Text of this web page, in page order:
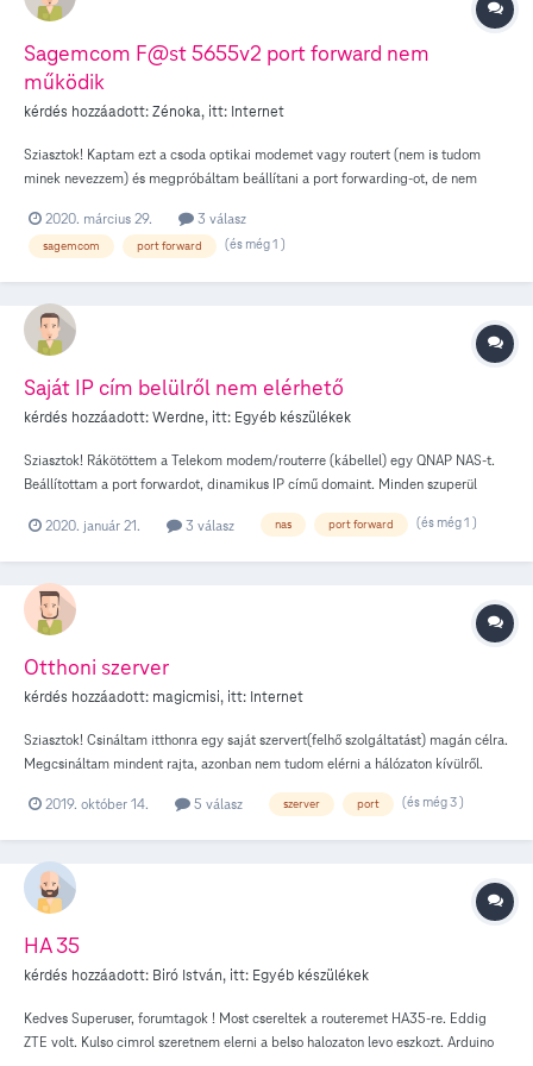
kezeli az ezres netet) - majd innen megy tovább a szervergépbe ami szétdobálja
minden hálózati eszközbe (és a NASba). 192.168.0.1 a Sagem IP, .11 az Asus
router 10.0.218.16 a Nas a belső hálózaton Olvasgatva a fórumokat a jelenlegi
beállítás a Sagem-nél annyit változott hogy a "Külső hoszt" mezőben egy csillag
szerepel. (érdemi változás szintúgy semmi) Köszi előre is a segítséget! u.i.: ha
logikátlanul van megoldva -.-
Sagemcom F@st 5655v2 port forward nem
működik
kérdés hozzáadott:Zénoka, itt: Internet
Sziasztok! Kaptam ezt a csoda optikai modemet vagy routert (nem is tudom
minek nevezzem) és megpróbáltam beállítani a port forwarding-ot, de nem
ugyanilyen Sagemcom modemen (sw verzió megegyezik) a port forward-ot
60km-re egy másik helyen és ment. Mi lehet a gond nálam? Router csere? T azt
2020. március 29. 3 válasz
sagemcom port forward (és még 1 )
Saját IP cím belülről nem elérhető
kérdés hozzáadott:Werdne, itt: Egyéb készülékek
Sziasztok! Rákötöttem a Telekom modem/routerre (kábellel) egy QNAP NAS-t.
Beállítottam a port forwardot, dinamikus IP című domaint. Minden szuperül
hálózaton vagyok. Ha felcsatlakozok az otthoni WiFi-re, akkor nem érem el a
tracert-et próbáltam) egyből az első hop-nál timeoutol. Miért lehet ez?
2020. január 21. 3 válasz nas port forward (és még 1 )
Otthoni szerver
kérdés hozzáadott: magicmisi, itt: Internet
Sziasztok! Csináltam itthonra egy saját szervert(felhő szolgáltatást) magán célra.
Megcsináltam mindent rajta, azonban nem tudom elérni a hálózaton kívülről.
címet ír ki, mint a whatsmyip.org és társai). A router által adott IP címmel
átirányítottak a 1422-re, ami fizetős. Mit lehetne csinálni? Kell érte ott fizetni?
Mert végülis ami rajtam múlik, az készen van. A 80-as és a 443-as portokat
2019. október 14. 5 válasz szerver port (és még 3 )
HA 35
kérdés hozzáadott: Biró István, itt: Egyéb készülékek
Kedves Superuser, forumtagok ! Most csereltek a routeremet HA35-re. Eddig
ZTE volt. Kulso cimrol szeretnem elerni a belso halozaton levo eszkozt. Arduino